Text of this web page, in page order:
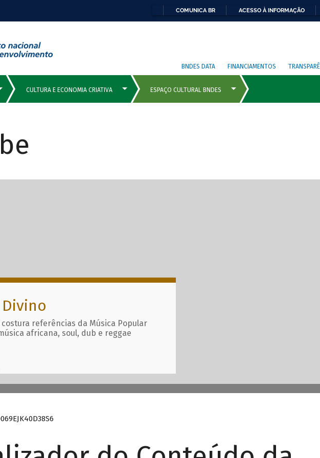
COMUNICA BR ACESSO À INFORMAÇÃO
BNDES DATA FINANCIAMENTOS
Principais com
costura referências da Música Popular
africana, soul, dub e reggae